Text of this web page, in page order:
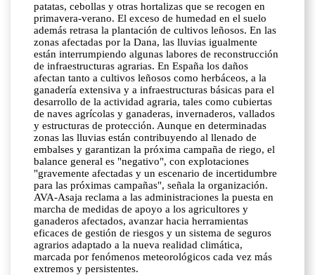
patatas, cebollas y otras hortalizas que se recogen en
primavera-verano. El exceso de humedad en el suelo
además retrasa la plantación de cultivos leñosos. En las
zonas afectadas por la Dana, las lluvias igualmente
están interrumpiendo algunas labores de reconstrucción
de infraestructuras agrarias. En España los daños
afectan tanto a cultivos leñosos como herbáceos, a la
ganadería extensiva y a infraestructuras básicas para el
desarrollo de la actividad agraria, tales como cubiertas
de naves agrícolas y ganaderas, invernaderos, vallados
y estructuras de protección. Aunque en determinadas
zonas las lluvias están contribuyendo al llenado de
embalses y garantizan la próxima campaña de riego, el
balance general es "negativo", con explotaciones
"gravemente afectadas y un escenario de incertidumbre
para las próximas campañas", señala la organización.
AVA-Asaja reclama a las administraciones la puesta en
marcha de medidas de apoyo a los agricultores y
ganaderos afectados, avanzar hacia herramientas
eficaces de gestión de riesgos y un sistema de seguros
agrarios adaptado a la nueva realidad climática,
marcada por fenómenos meteorológicos cada vez más
extremos y persistentes.